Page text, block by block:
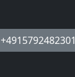
+4915792482301